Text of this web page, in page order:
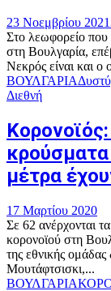
23 Νοεμβρίου 2021
Στο λεωφορείο που
στη Βουλγαρία,
Νεκρός είναι και ο
ΒΟΥΛΓΑΡΙΑ
Διεθνή
μέτρα
17 Μαρτίου 2020
Σε 62 ανέρχονται
κορονοϊού στη
της εθνικής
Μουτάφτσισκι,...
ΒΟΥΛΓΑΡΙΑ